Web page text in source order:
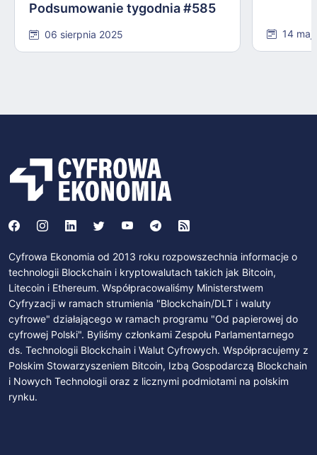
Podsumowanie tygodnia #585
06 sierpnia 2025 14
Cyfrowa Ekonomia od 2013 roku rozpowszechnia informacje o
technologii Blockchain i kryptowalutach takich jak Bitcoin,
Litecoin i Ethereum. Współpracowaliśmy Ministerstwem
Cyfryzacji w ramach strumienia "Blockchain/DLT i waluty
cyfrowe" działającego w ramach programu "Od papierowej do
cyfrowej Polski". Byliśmy członkami Zespołu Parlamentarnego
ds. Technologii Blockchain i Walut Cyfrowych. Współpracujemy z
Polskim Stowarzyszeniem Bitcoin, Izbą Gospodarczą Blockchain
i Nowych Technologii oraz z licznymi podmiotami na polskim
rynku.